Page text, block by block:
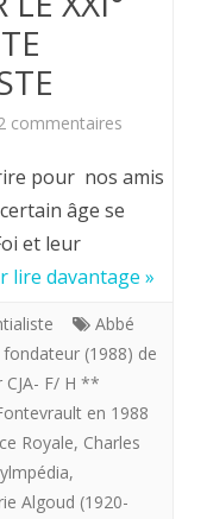
commentaires
Volto.
POUR
XXI°
SIECLE
pour nos amis
âge se
et leur
lire davantage »
Abbé
(1988) de
CJA- F/ H **
en 1988
Royale, Charles
,
Algoud (1920-